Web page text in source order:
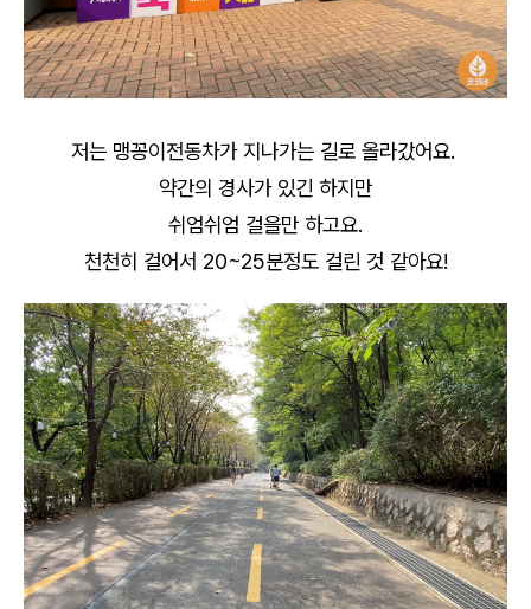
저는 맹꽁이전동차가 지나가는 길로 올라갔어요.
약간의 경사가 있긴 하지만
쉬엄쉬엄 걸을만 하고요.
천천히 걸어서 20~25분정도 걸린 것 같아요!